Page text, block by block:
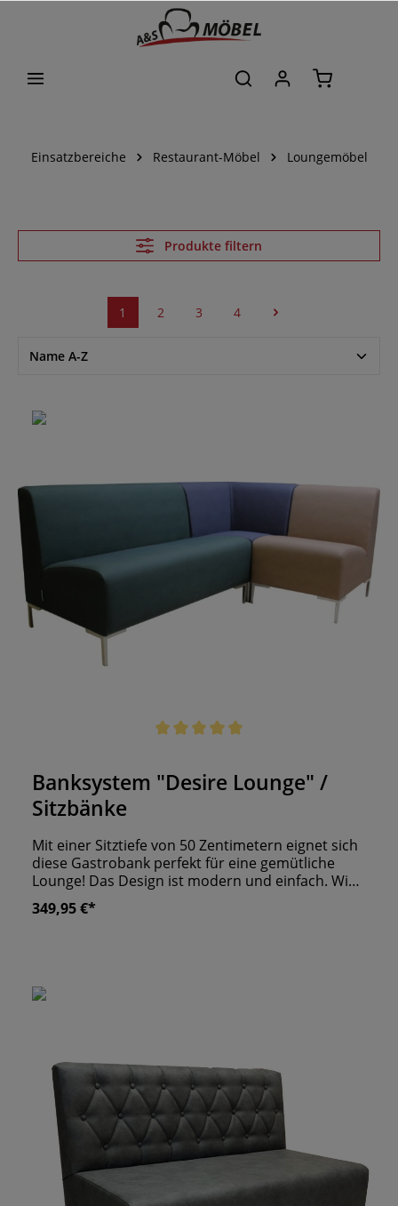
Einsatzbereiche Restaurant-Möbel Loungemöbel
Produkte filtern
1 2 3 4
Banksystem "Desire Lounge" /
Sitzbänke
Mit einer Sitztiefe von 50 Zentimetern eignet sich
diese Gastrobank perfekt für eine gemütliche
Lounge! Das Design ist modern und einfach. Wie
bei allen Banksystemen führen wir auch bei
dieser Reihe verschiedenste Elemente. So bieten
Kunstleder oder Stoff. Edelstahlfüße runden das
schlichte Design der Desire Lounge Bank ab.
ergonomisch geformte Rückenlehne stabile
Konstruktion unter anderem aus MDF & Hartholz
349,95 €*